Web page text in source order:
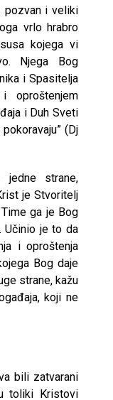
pozvan i veliki
vrlo hrabro
kojega vi
Njega Bog
i Spasitelja
oproštenjem
i Duh Sveti
(Dj
strane,
je Stvoritelj
ga je Bog
Učinio je to da
i oproštenja
Bog daje
strane, kažu
koji ne
bili zatvarani
toliki Kristovi